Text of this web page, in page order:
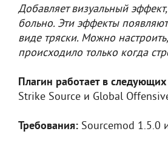
Добавляет визуальный
больно. Эти эффекты
виде тряски. Можно
происходило только когда
Плагин работает в
Strike Source и Global
Требования: Sourcemod 1.5.0